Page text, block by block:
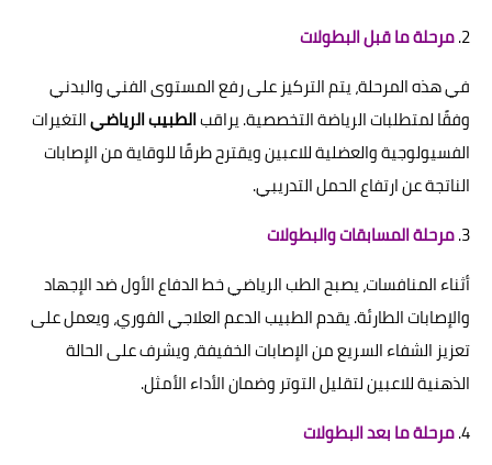
2. مرحلة ما قبل البطولات
في هذه المرحلة، يتم التركيز على رفع المستوى الفني والبدني
وفقًا لمتطلبات الرياضة التخصصية. يراقبالطبيب الرياضيالتغيرات
الفسيولوجية والعضلية للاعبين ويقترح طرقًا للوقاية من الإصابات
الناتجة عن ارتفاع الحمل التدريبي.
3. مرحلة المسابقات والبطولات
أثناء المنافسات، يصبح الطب الرياضي خط الدفاع الأول ضد الإجهاد
والإصابات الطارئة. يقدم الطبيب الدعم العلاجي الفوري، ويعمل على
تعزيز الشفاء السريع من الإصابات الخفيفة، ويشرف على الحالة
الذهنية للاعبين لتقليل التوتر وضمان الأداء الأمثل.
4. مرحلة ما بعد البطولات